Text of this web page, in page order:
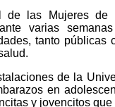
de las Mujeres
varias
tanto
de la
en
y jovencitos